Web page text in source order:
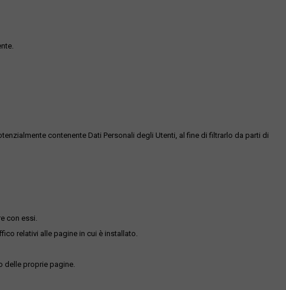
contenente Dati Personali degli Utenti, al fine di filtrarlo da parti di
con essi.
relativi alle pagine in cui è installato.
delle proprie pagine.